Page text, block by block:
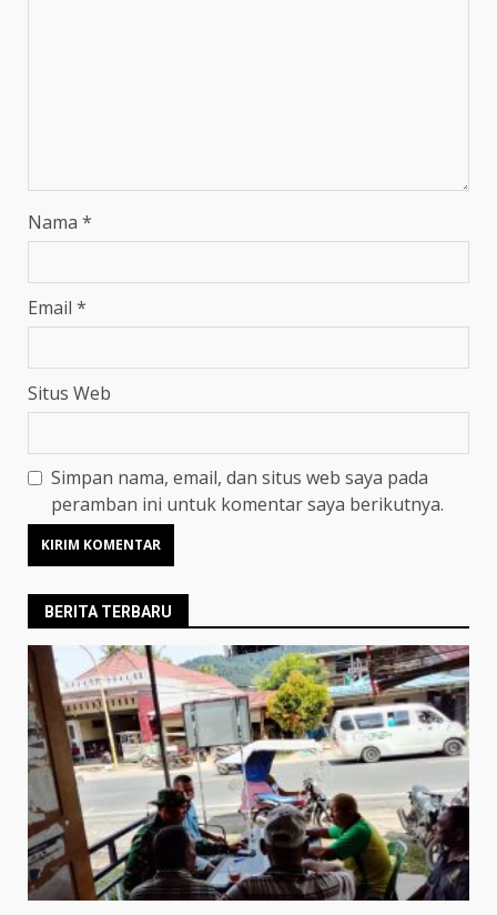
Nama *
Email *
Situs Web
Simpan nama, email, dan situs web saya pada
peramban ini untuk komentar saya berikutnya.
BERITA TERBARU